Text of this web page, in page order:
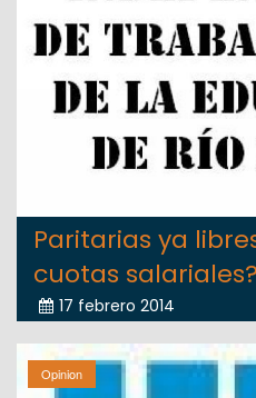
Paritarias ya
cuotas salariales?
17 febrero 2014
Opinion